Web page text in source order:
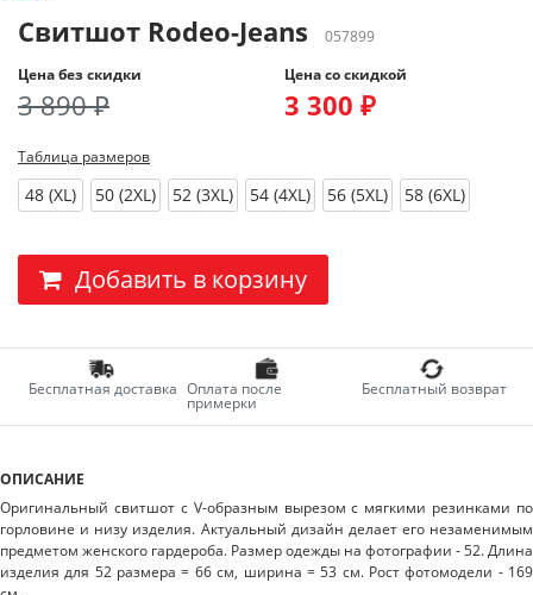
Свитшот Rodeo-Jeans
057899
Цена без скидки
3 890 ₽
Цена со скидкой
3 300 ₽
Таблица размеров
48 (XL) 50 (2XL) 52 (3XL) 54 (4XL) 56 (5XL) 58 (6XL)
Добавить в корзину
Бесплатная доставка Оплата после
примерки
Бесплатный возврат
ОПИСАНИЕ
Оригинальный свитшот с V-образным вырезом с мягкими резинками по
горловине и низу изделия. Актуальный дизайн делает его незаменимым
предметом женского гардероба. Размер одежды на фотографии - 52. Длина
изделия для 52 размера = 66 см, ширина = 53 см. Рост фотомодели - 169